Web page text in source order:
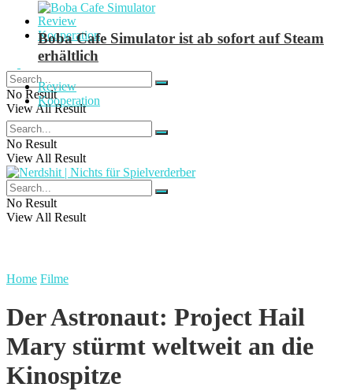
Review
Kooperation
No Result
View All Result
Boba Cafe Simulator ist ab sofort auf Steam
erhältlich
Review
Kooperation
No Result
View All Result
No Result
View All Result
Home Filme
Der Astronaut: Project Hail
Mary stürmt weltweit an die
Kinospitze